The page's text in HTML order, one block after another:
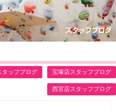
宝塚店スタッフブログ
タッフブログ
西宮店スタッフブログ